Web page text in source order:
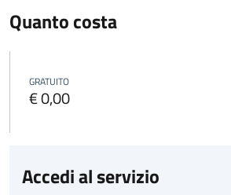
Quanto costa
GRATUITO
€ 0,00
Accedi al servizio